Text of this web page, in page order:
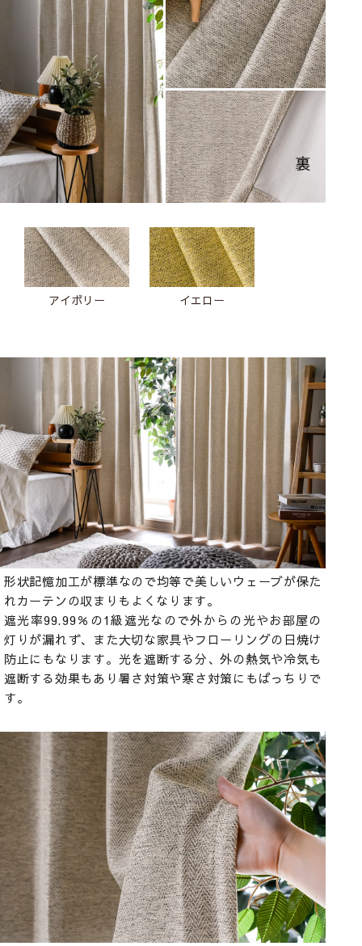
アイボリー イエロー
形状記憶加工が標準なので均等で美しいウェーブが保た
れカーテンの収まりもよくなります。
遮光率99.99％の1級遮光なので外からの光やお部屋の
灯りが漏れず、また大切な家具やフローリングの日焼け
防止にもなります。光を遮断する分、外の熱気や冷気も
遮断する効果もあり暑さ対策や寒さ対策にもばっちりで
す。